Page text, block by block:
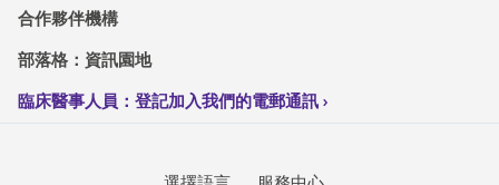
合作夥伴機構
部落格：資訊園地
臨床醫事人員：登記加入我們的電郵通訊